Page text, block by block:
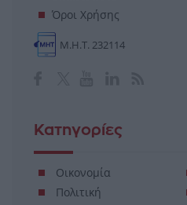
Όροι Χρήσης
Μ.Η.Τ. 232114
Κατηγορίες
Οικονομία
Πολιτική